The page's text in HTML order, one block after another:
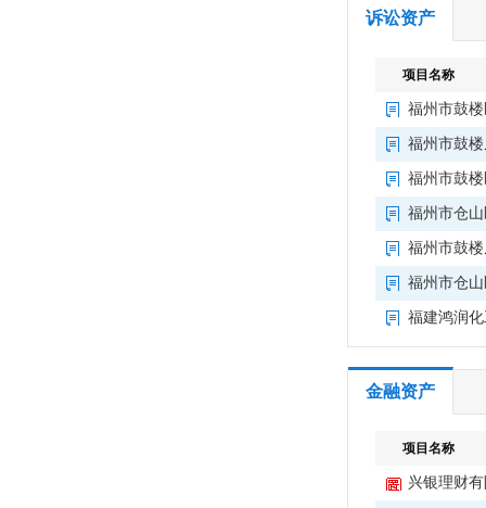
诉讼资产
项目名称
福州市鼓
福州市鼓
福州市鼓
福州市仓
福州市鼓
福州市仓
福建鸿润
金融资产
项目名称
兴银理财